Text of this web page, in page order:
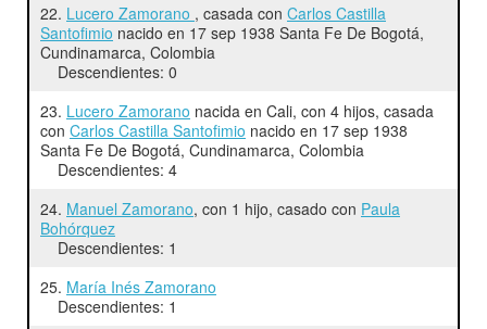
22. Lucero Zamorano , casada con Carlos Castilla
Santofimio nacido en 17 sep 1938 Santa Fe De Bogotá,
Cundinamarca, Colombia
Descendientes: 0
23. Lucero Zamorano nacida en Cali, con 4 hijos, casada
con Carlos Castilla Santofimio nacido en 17 sep 1938
Santa Fe De Bogotá, Cundinamarca, Colombia
Descendientes: 4
24. Manuel Zamorano, con 1 hijo, casado con Paula
Bohórquez
Descendientes: 1
25. María Inés Zamorano
Descendientes: 1